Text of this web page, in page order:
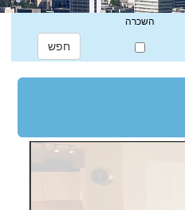
השכרה